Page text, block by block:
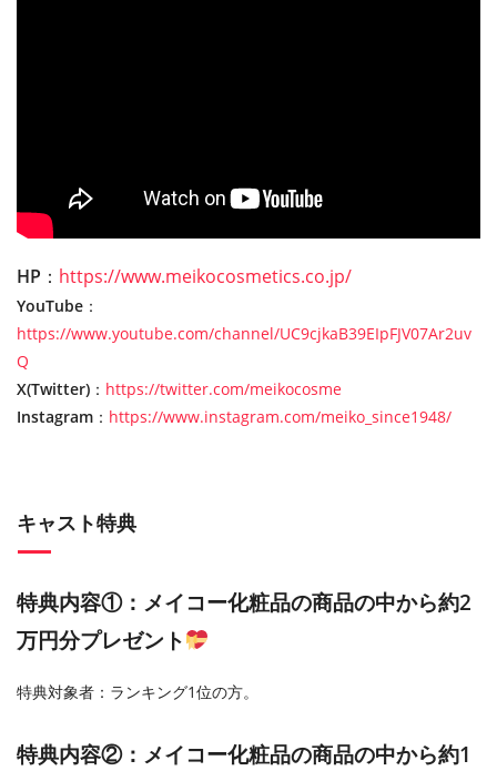
HP ： https://www.meikocosmetics.co.jp/
YouTube ：
https://www.youtube.com/channel/UC9cjkaB39EIpFJV07Ar2uv
Q
X(Twitter) ： https://twitter.com/meikocosme
Instagram ： https://www.instagram.com/meiko_since1948/
キャスト特典
特典内容①：メイコー化粧品の商品の中から約2
万円分プレゼント
特典対象者：ランキング1位の方。
特典内容②：メイコー化粧品の商品の中から約1